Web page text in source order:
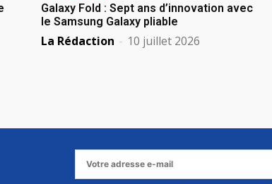
Galaxy Fold : Sept ans d’innovation avec
le Samsung Galaxy pliable
La Rédaction - 10 juillet 2026